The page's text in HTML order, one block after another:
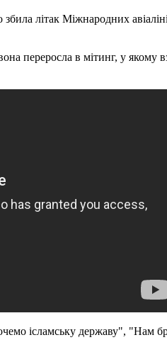
літак Міжнародних
переросла в мітинг, у якому
ісламську державу",